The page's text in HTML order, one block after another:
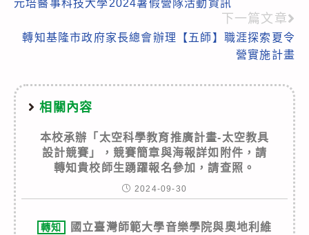
more
articles
元培醫事科技大學2024暑假營隊活動資訊
下一篇文章
轉知基隆市政府家長總會辦理【五師】職涯探索夏令
營實施計畫
相關內容
本校承辦「太空科學教育推廣計畫-太空教具
設計競賽」，競賽簡章與海報詳如附件，請
轉知貴校師生踴躍報名參加，請查照。
2024-09-30
轉知
國立臺灣師範大學音樂學院與奧地利維